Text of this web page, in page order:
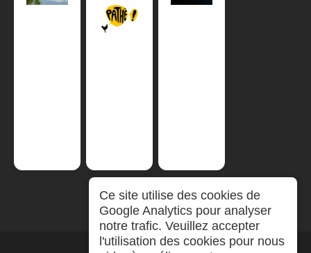
Ce site utilise des cookies de
Google Analytics pour analyser
notre trafic. Veuillez accepter
l'utilisation des cookies pour nous